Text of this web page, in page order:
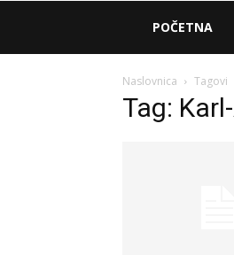
AM
Sport
POČETNA
Naslovnica Tagovi
Tag: